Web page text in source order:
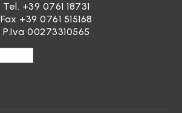
Tel. +39 0761 18731
Fax +39 0761 515168
P.Iva 00273310565